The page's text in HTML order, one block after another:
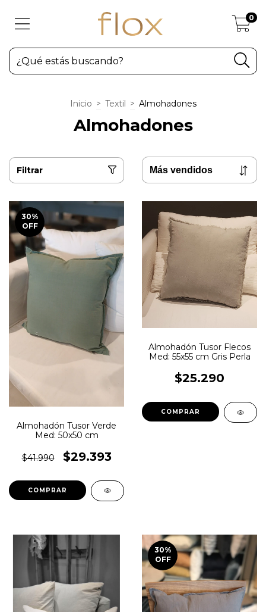
0
Inicio > Textil > Almohadones
Almohadones
Filtrar
30%
OFF
Almohadón Tusor Verde
Med: 50x50 cm
$41.990 $29.393
Almohadón Tusor Flecos
Med: 55x55 cm Gris Perla
$25.290
30%
OFF